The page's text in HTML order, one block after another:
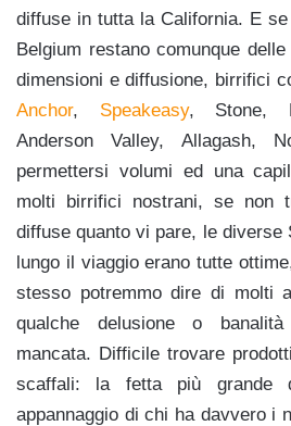
diffuse in tutta la California. E
Belgium restano comunque
dimensioni e diffusione, birrifici
Anchor, Speakeasy, Stone,
Anderson Valley, Allagash,
permettersi volumi ed una
molti birrifici nostrani, se non
diffuse quanto vi pare, le diverse
lungo il viaggio erano tutte
stesso potremmo dire di molti
qualche delusione o
mancata. Difficile trovare
scaffali: la fetta più grande
appannaggio di chi ha davvero i